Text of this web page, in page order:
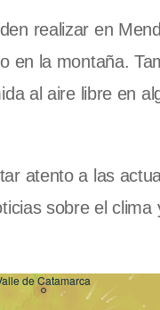
realizar en
en la montaña.
al aire libre en
atento a las
sobre el clima